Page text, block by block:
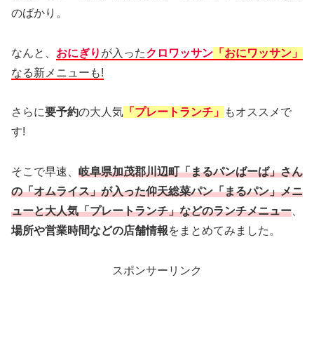
のばかり。
なんと、 おにぎり が入ったクロワッサン 「おにワッサン」
なる新メニューも!
さらに要予約の大人気 「プレートランチ」
もオススメで
す!
そこで早速、 岐阜県加茂郡川辺町「まるパンばーば」さん
の「オムライス」が入った仰天総菜パン「まるパン」メニ
ューと大人気「プレートランチ」などのランチメニュー
場所や営業時間などの店舗情報をまとめてみました。
スポンサーリンク